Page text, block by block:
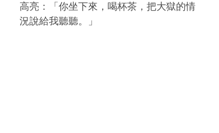
高亮：「你坐下來，喝杯茶，把大獄的情
況說給我聽聽。」